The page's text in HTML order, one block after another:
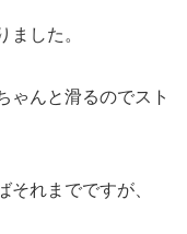
ました。
ゃんと滑るのでスト
れまでですが、